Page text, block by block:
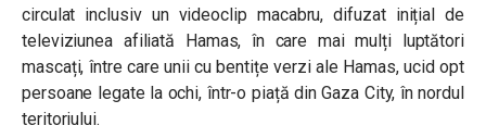
circulat inclusiv un videoclip macabru, difuzat inițial de
televiziunea afiliată Hamas, în care mai mulți luptători
mascați, între care unii cu bentițe verzi ale Hamas, ucid opt
persoane legate la ochi, într-o piață din Gaza City, în nordul
teritoriului.